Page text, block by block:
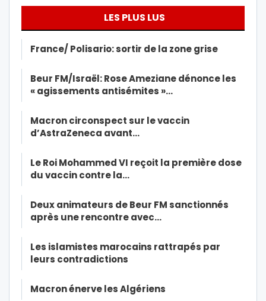
LES PLUS LUS
France/ Polisario: sortir de la zone grise
Beur FM/Israël: Rose Ameziane dénonce les
« agissements antisémites »…
Macron circonspect sur le vaccin
d’AstraZeneca avant…
Le Roi Mohammed VI reçoit la première dose
du vaccin contre la…
Deux animateurs de Beur FM sanctionnés
après une rencontre avec…
Les islamistes marocains rattrapés par
leurs contradictions
Macron énerve les Algériens